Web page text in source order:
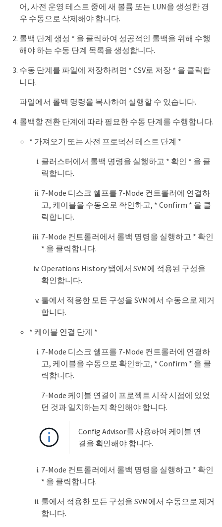
어, 사전 운영 테스트 중에 새 볼륨 또는 LUN을 생성한 경
우 수동으로 삭제해야 합니다.
롤백 단계 생성 * 을 클릭하여 성공적인 롤백을 위해 수행
해야 하는 수동 단계 목록을 생성합니다.
수동 단계를 파일에 저장하려면 * CSV로 저장 * 을 클릭합
니다.
파일에서 롤백 명령을 복사하여 실행할 수 있습니다.
롤백할 전환 단계에 따라 필요한 수동 단계를 수행합니다.
* 가져오기 또는 사전 프로덕션 테스트 단계 *
클러스터에서 롤백 명령을 실행하고 * 확인 * 을 클
릭합니다.
7-Mode 디스크 쉘프를 7-Mode 컨트롤러에 연결하
고, 케이블을 수동으로 확인하고, * Confirm * 을 클
릭합니다.
7-Mode 컨트롤러에서 롤백 명령을 실행하고 * 확인
* 을 클릭합니다.
Operations History 탭에서 SVM에 적용된 구성을
확인합니다.
툴에서 적용한 모든 구성을 SVM에서 수동으로 제거
합니다.
* 케이블 연결 단계 *
7-Mode 디스크 쉘프를 7-Mode 컨트롤러에 연결하
고, 케이블을 수동으로 확인하고, * Confirm * 을 클
릭합니다.
7-Mode 케이블 연결이 프로젝트 시작 시점에 있었
던 것과 일치하는지 확인해야 합니다.
Config Advisor를 사용하여 케이블 연
결을 확인해야 합니다.
7-Mode 컨트롤러에서 롤백 명령을 실행하고 * 확인
* 을 클릭합니다.
툴에서 적용한 모든 구성을 SVM에서 수동으로 제거
합니다.